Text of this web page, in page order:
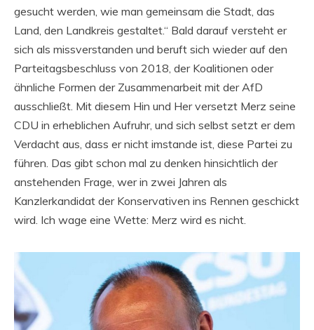
gesucht werden, wie man gemeinsam die Stadt, das
Land, den Landkreis gestaltet.“ Bald darauf versteht er
sich als missverstanden und beruft sich wieder auf den
Parteitagsbeschluss von 2018, der Koalitionen oder
ähnliche Formen der Zusammenarbeit mit der AfD
ausschließt. Mit diesem Hin und Her versetzt Merz seine
CDU in erheblichen Aufruhr, und sich selbst setzt er dem
Verdacht aus, dass er nicht imstande ist, diese Partei zu
führen. Das gibt schon mal zu denken hinsichtlich der
anstehenden Frage, wer in zwei Jahren als
Kanzlerkandidat der Konservativen ins Rennen geschickt
wird. Ich wage eine Wette: Merz wird es nicht.